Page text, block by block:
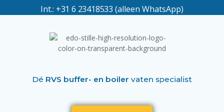
Int.: +31 6 23418533 (alleen WhatsApp)
Dé RVS buffer- en boiler vaten specialist